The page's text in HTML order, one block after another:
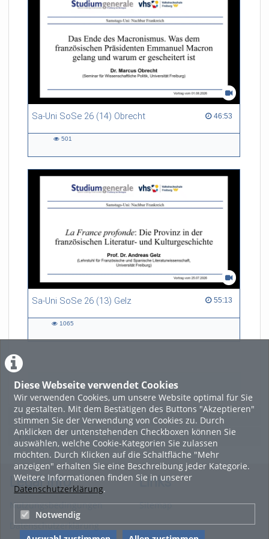
Diese Webseite verwendet Cookies
Wir verwenden Cookies, um unsere Website optimal für Sie
zu gestalten. Mit dem Bestätigen des Buttons "Akzeptieren"
stimmen Sie der Verwendung von Cookies zu. Durch
Anklicken der untenstehenden Checkboxen können Sie
auswählen, welche Cookie-Kategorien Sie zulassen
möchten. Durch Klicken auf die Schaltfläche "Mehr
anzeigen" erhalten Sie eine Beschreibung jeder Kategorie.
Weitere Informationen finden Sie in unserer
Datenschutzerklärung.
Notwendig
Sa-Uni SoSe 26 (14) Obrecht 46:53
46:53 duration
501
Sa-Uni SoSe 26 (13) Gelz 55:13
55:13 duration
1065
LADE MEHR
Featured
Beliebtheit
Legal Info
Nutzungsbedingungen
Datenschutzerklärung
Links
Sitemap